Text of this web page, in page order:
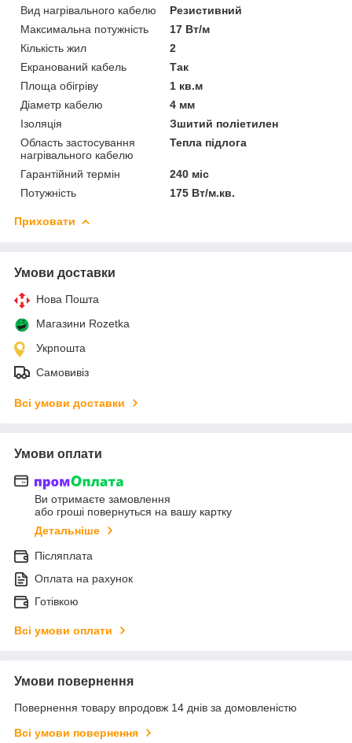
Вид нагрівального кабелю
Резистивний
Максимальна потужність
17 Вт/м
Кількість жил
2
Екранований кабель
Так
Площа обігріву
1 кв.м
Діаметр кабелю
4 мм
Ізоляція
Зшитий поліетилен
Область застосування
нагрівального кабелю
Тепла підлога
Гарантійний термін
240 міс
Потужність
175 Вт/м.кв.
Приховати
Умови доставки
Нова Пошта
Магазини Rozetka
Укрпошта
Самовивіз
Всі умови доставки
Умови оплати
Ви отримаєте замовлення
або гроші повернуться на вашу картку
Детальніше
Післяплата
Оплата на рахунок
Готівкою
Всі умови оплати
Умови повернення
Повернення товару впродовж 14 днів за домовленістю
Всі умови повернення